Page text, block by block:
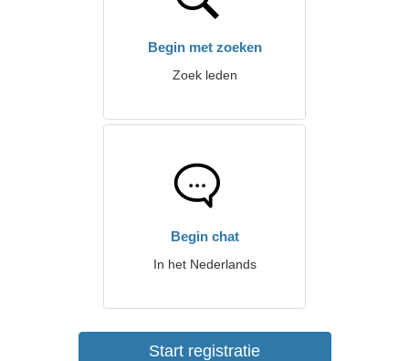
Begin met zoeken
Zoek leden
Begin chat
In het Nederlands
Start registratie